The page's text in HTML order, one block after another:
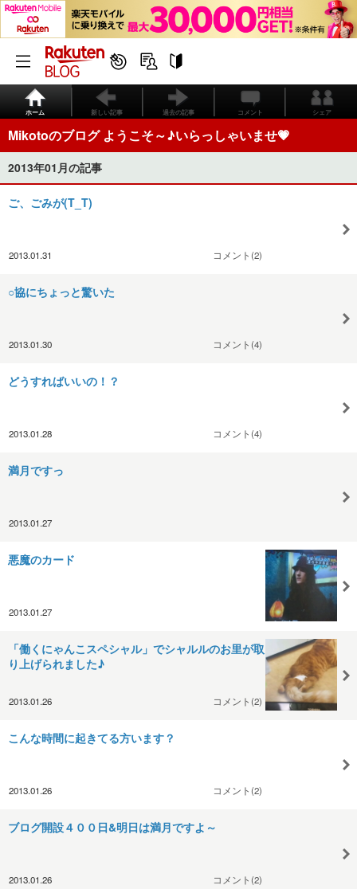
ホーム 新しい記事 過去の記事 コメント シェア
Mikotoのブログ ようこそ～♪いらっしゃいませ💗
2013年01月の記事
ご、ごみが(T_T)
2013.01.31 コメント(2)
○協にちょっと驚いた
2013.01.30 コメント(4)
どうすればいいの！？
2013.01.28 コメント(4)
満月ですっ
2013.01.27
悪魔のカード
2013.01.27
「働くにゃんこスペシャル」でシャルルのお里が取
り上げられました♪
2013.01.26 コメント(2)
こんな時間に起きてる方います？
2013.01.26 コメント(2)
ブログ開設４００日&明日は満月ですよ～
2013.01.26 コメント(2)